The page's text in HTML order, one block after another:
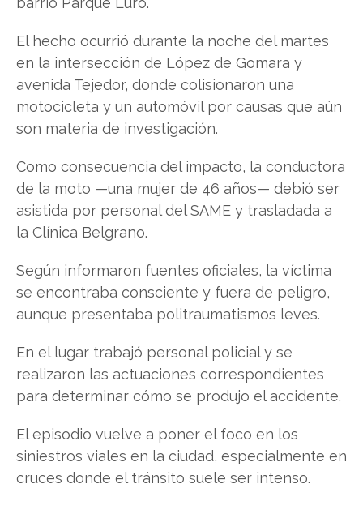
El hecho ocurrió durante la noche del martes
en la intersección de López de Gomara y
avenida Tejedor, donde colisionaron una
motocicleta y un automóvil por causas que aún
son materia de investigación.
Como consecuencia del impacto, la conductora
de la moto —una mujer de 46 años— debió ser
asistida por personal del SAME y trasladada a
la Clínica Belgrano.
Según informaron fuentes oficiales, la víctima
se encontraba consciente y fuera de peligro,
aunque presentaba politraumatismos leves.
En el lugar trabajó personal policial y se
realizaron las actuaciones correspondientes
para determinar cómo se produjo el accidente.
El episodio vuelve a poner el foco en los
siniestros viales en la ciudad, especialmente en
cruces donde el tránsito suele ser intenso.